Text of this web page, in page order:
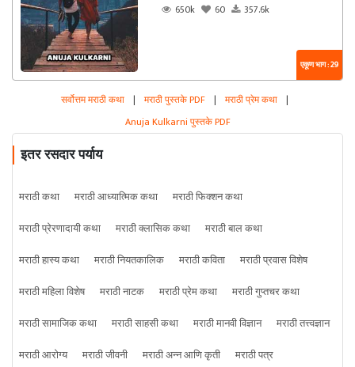
650k
60 357.6k
एकूण भाग : 29
सर्वोत्तम मराठी कथा | मराठी पुस्तके PDF | मराठी प्रेम कथा |
Anuja Kulkarni पुस्तके PDF
इतर रसदार पर्याय
मराठी कथा मराठी आध्यात्मिक कथा
मराठी फिक्शन कथा
मराठी प्रेरणादायी कथा
मराठी क्लासिक कथा
मराठी बाल कथा
मराठी हास्य कथा
मराठी नियतकालिक मराठी कविता
मराठी प्रवास विशेष
मराठी महिला विशेष
मराठी नाटक मराठी प्रेम कथा
मराठी गुप्तचर कथा
मराठी सामाजिक कथा
मराठी साहसी कथा मराठी मानवी विज्ञान
मराठी तत्त्वज्ञान
मराठी आरोग्य
मराठी जीवनी मराठी अन्न आणि कृती मराठी पत्र